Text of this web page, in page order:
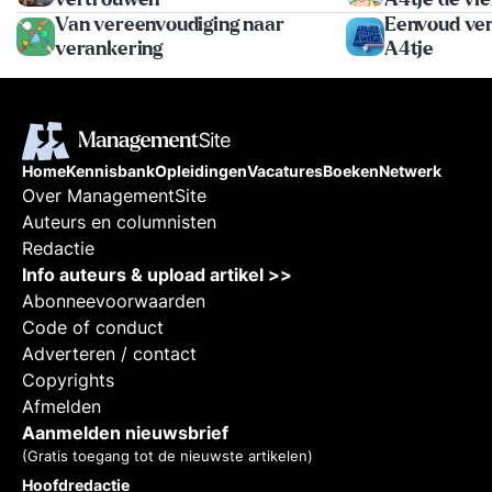
maar afleiden van wat er in de
kern dient te gebeuren. - Er
komen steeds meer data voor
ons beschikbaar, maar voor een
genomen. - Sommige
processen zijn zo ingewikkeld
geworden dat ze vastlopen.
Met vaak grote negatieve
gevolgen voor de betrokkenen.
Van vereenvoudiging naar
verankering
en
Eenvoud
A4tje
HomeKennisbankOpleidingenVacaturesBoekenNetwerk
Over ManagementSite
Auteurs en columnisten
Redactie
Info auteurs & upload artikel >>
Abonneevoorwaarden
Code of conduct
Adverteren / contact
Copyrights
Afmelden
Aanmelden nieuwsbrief
(Gratis toegang tot de nieuwste artikelen)
Hoofdredactie